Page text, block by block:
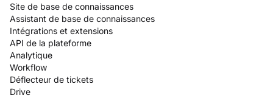
Site de base de connaissances
Assistant de base de connaissances
Intégrations et extensions
API de la plateforme
Analytique
Workflow
Déflecteur de tickets
Drive